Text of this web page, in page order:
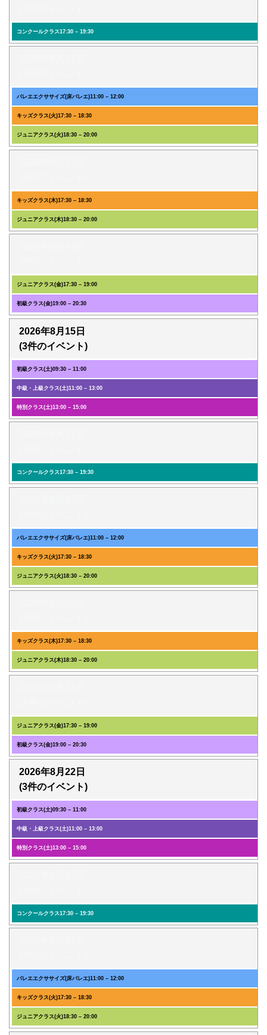
コンクールクラス17:30 – 19:30
バレエエクササイズ(床バレエ)11:00 – 12:00
キッズクラス(火)17:30 – 18:30
ジュニアクラス(火)18:30 – 20:00
キッズクラス(木)17:30 – 18:30
ジュニアクラス(木)18:30 – 20:00
ジュニアクラス(金)17:30 – 19:00
初級クラス(金)19:00 – 20:30
2026年8月15日
(3件のイベント)
初級クラス(土)09:30 – 11:00
中級・上級クラス(土)11:00 – 13:00
特別クラス(土)13:00 – 15:00
コンクールクラス17:30 – 19:30
バレエエクササイズ(床バレエ)11:00 – 12:00
キッズクラス(火)17:30 – 18:30
ジュニアクラス(火)18:30 – 20:00
キッズクラス(木)17:30 – 18:30
ジュニアクラス(木)18:30 – 20:00
ジュニアクラス(金)17:30 – 19:00
初級クラス(金)19:00 – 20:30
2026年8月22日
(3件のイベント)
初級クラス(土)09:30 – 11:00
中級・上級クラス(土)11:00 – 13:00
特別クラス(土)13:00 – 15:00
コンクールクラス17:30 – 19:30
バレエエクササイズ(床バレエ)11:00 – 12:00
キッズクラス(火)17:30 – 18:30
ジュニアクラス(火)18:30 – 20:00